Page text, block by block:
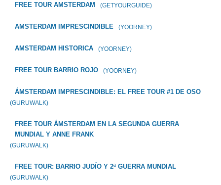
FREE TOUR AMSTERDAM (GETYOURGUIDE)
AMSTERDAM IMPRESCINDIBLE (YOORNEY)
AMSTERDAM HISTORICA (YOORNEY)
FREE TOUR BARRIO ROJO (YOORNEY)
ÁMSTERDAM IMPRESCINDIBLE: EL FREE TOUR #1 DE OSO
(GURUWALK)
FREE TOUR ÁMSTERDAM EN LA SEGUNDA GUERRA
MUNDIAL Y ANNE FRANK
(GURUWALK)
FREE TOUR: BARRIO JUDÍO Y 2ª GUERRA MUNDIAL
(GURUWALK)